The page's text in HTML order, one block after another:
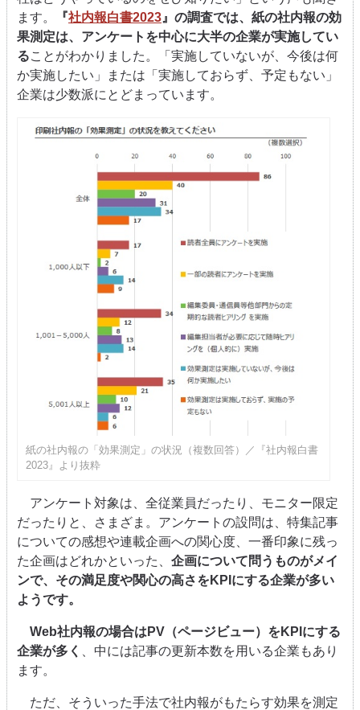
ます。
『社内報白書2023 』の調査では、紙の社内報の効
果測定は、アンケートを中心に大半の企業が実施してい
ることがわかりました。「実施していないが、今後は何
か実施したい」または「実施しておらず、予定もない」
企業は少数派にとどまっています。
紙の社内報の「効果測定」の状況（複数回答）／『社内報白書
2023』より抜粋
アンケート対象は、全従業員だったり、モニター限定
だったりと、さまざま。アンケートの設問は、特集記事
についての感想や連載企画への関心度、一番印象に残っ
た企画はどれかといった、 企画について問うものがメイ
ンで、その満足度や関心の高さをKPIにする企業が多い
ようです。
Web社内報の場合はPV（ページビュー）をKPIにする
企業が多く
、中には記事の更新本数を用いる企業もあり
ます。
ただ、そういった手法で社内報がもたらす効果を測定